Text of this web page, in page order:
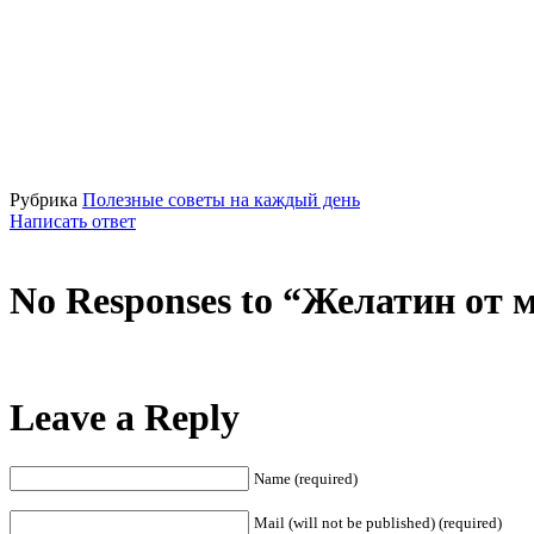
Рубрика Полезные советы на каждый день
Написать ответ
No Responses to “Желатин от
Leave a Reply
Name (required)
Mail (will not be published) (required)